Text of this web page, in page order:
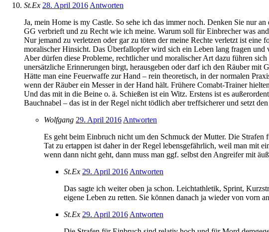
St.Ex 28. April 2016 Antworten
Ja, mein Home is my Castle. So sehe ich das immer noch. Denken Sie nur
GG verbrieft und zu Recht wie ich meine. Warum soll für Einbrecher was
Nur jemand zu verletzen oder gar zu töten der meine Rechte verletzt ist
moralischer Hinsicht. Das Überfallopfer wird sich ein Leben lang fragen
Aber dürfen diese Probleme, rechtlicher und moralischer Art dazu führen
unersätzliche Erinnerungen birgt, herausgeben oder darf ich den Räuber mit
Hätte man eine Feuerwaffe zur Hand – rein theoretisch, in der normalen
wenn der Räuber ein Messer in der Hand hält. Frühere Comabt-Trainer
Und das mit in die Beine o. ä. Schießen ist ein Witz. Erstens ist es
Bauchnabel – das ist in der Regel nicht tödlich aber treffsicherer und setzt
Wolfgang 29. April 2016 Antworten
Es geht beim Einbruch nicht um den Schmuck der Mutter. Die
Tat zu ertappen ist daher in der Regel lebensgefährlich, weil man mit
wenn dann nicht geht, dann muss man ggf. selbst den Angreifer mit
St.Ex 29. April 2016 Antworten
Das sagte ich weiter oben ja schon. Leichtathletik, Sprint,
eigene Leben zu retten. Sie können danach ja wieder von vorn
St.Ex 29. April 2016 Antworten